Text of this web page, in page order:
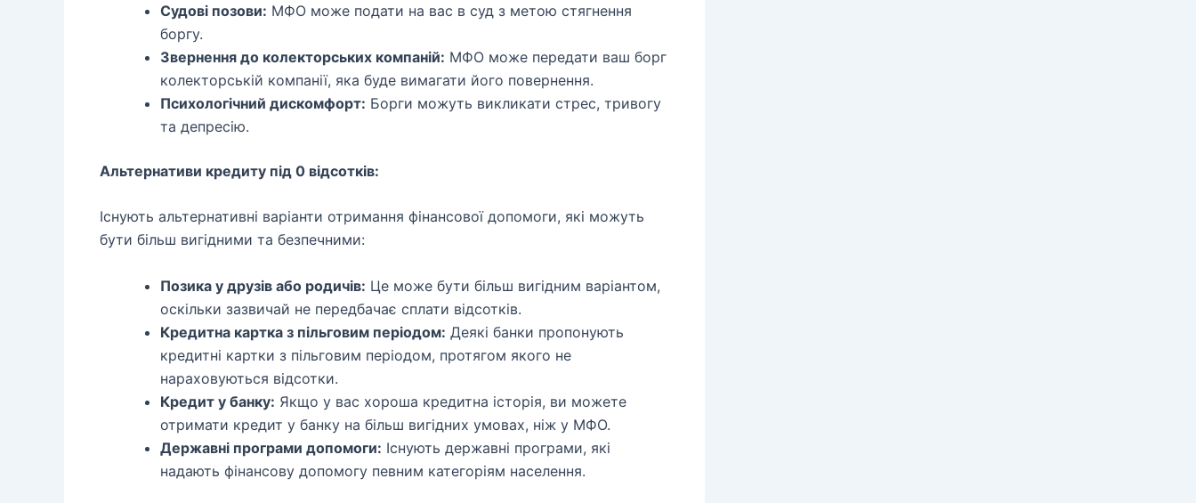
Судові позови: МФО може подати на вас в суд з метою стягнення
боргу.
Звернення до колекторських компаній: МФО може передати ваш борг
колекторській компанії, яка буде вимагати його повернення.
Психологічний дискомфорт: Борги можуть викликати стрес, тривогу
та депресію.
Альтернативи кредиту під 0 відсотків:
Існують альтернативні варіанти отримання фінансової допомоги, які можуть
бути більш вигідними та безпечними:
Позика у друзів або родичів: Це може бути більш вигідним варіантом,
оскільки зазвичай не передбачає сплати відсотків.
Кредитна картка з пільговим періодом: Деякі банки пропонують
кредитні картки з пільговим періодом, протягом якого не
нараховуються відсотки.
Кредит у банку: Якщо у вас хороша кредитна історія, ви можете
отримати кредит у банку на більш вигідних умовах, ніж у МФО.
Державні програми допомоги: Існують державні програми, які
надають фінансову допомогу певним категоріям населення.